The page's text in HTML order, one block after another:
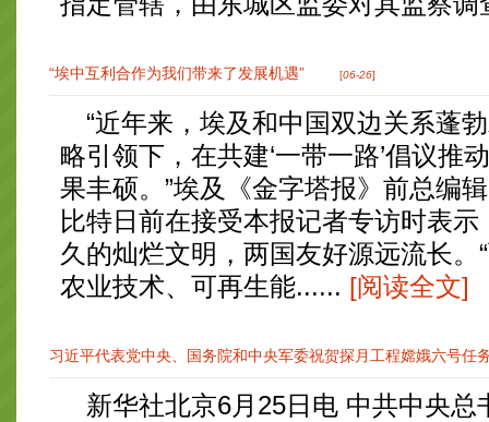
“埃中互利合作为我们带来了发展机遇” [06-26]
“近年来，埃及和中国双边关系蓬
略引领下，在共建‘一带一路’倡议推
果丰硕。”埃及《金字塔报》前总编
比特日前在接受本报记者专访时表
久的灿烂文明，两国友好源远流长。
农业技术、可再生能...... [阅读全文]
习近平代表党中央、国务院和中央军委祝贺探月工程嫦娥六号任
新华社北京6月25日电 中共中央总